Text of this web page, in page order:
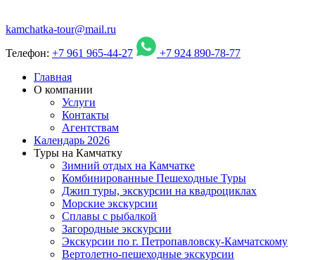
kamchatka-tour@mail.ru
Телефон: +7 961 965-44-27
+7 924 890-78-77
Главная
О компании
Услуги
Контакты
Агентствам
Календарь 2026
Туры на Камчатку
Зимний отдых на Камчатке
Комбинированные Пешеходные Туры
Джип туры, экскурсии на квадроциклах
Морские экскурсии
Сплавы с рыбалкой
Загородные экскурсии
Экскурсии по г. Петропавловску-Камчатскому
Вертолетно-пешеходные экскурсии